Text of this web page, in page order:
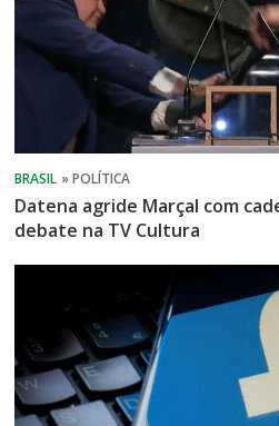
Datena agride Marçal com
debate na TV Cultura